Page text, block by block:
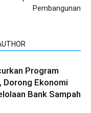
Pembangunan
Program
Dorong Ekonomi
Bank Sampah